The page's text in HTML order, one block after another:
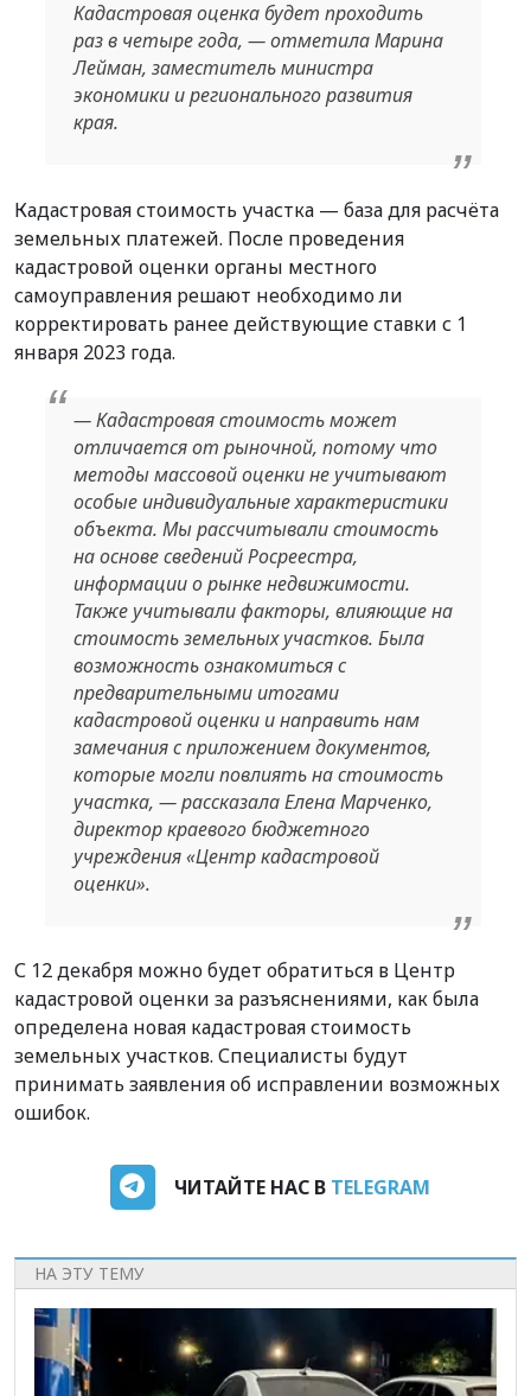
Кадастровая оценка будет проходить
раз в четыре года, — отметила Марина
Лейман, заместитель министра
экономики и регионального развития
края.
Кадастровая стоимость участка — база для расчёта
земельных платежей. После проведения
кадастровой оценки органы местного
самоуправления решают необходимо ли
корректировать ранее действующие ставки с 1
января 2023 года.
— Кадастровая стоимость может
отличается от рыночной, потому что
методы массовой оценки не учитывают
особые индивидуальные характеристики
объекта. Мы рассчитывали стоимость
на основе сведений Росреестра,
информации о рынке недвижимости.
Также учитывали факторы, влияющие на
стоимость земельных участков. Была
возможность ознакомиться с
предварительными итогами
кадастровой оценки и направить нам
замечания с приложением документов,
которые могли повлиять на стоимость
участка, — рассказала Елена Марченко,
директор краевого бюджетного
учреждения «Центр кадастровой
оценки».
С 12 декабря можно будет обратиться в Центр
кадастровой оценки за разъяснениями, как была
определена новая кадастровая стоимость
земельных участков. Специалисты будут
принимать заявления об исправлении возможных
ошибок.
ЧИТАЙТЕ НАС В TELEGRAM
НА ЭТУ ТЕМУ